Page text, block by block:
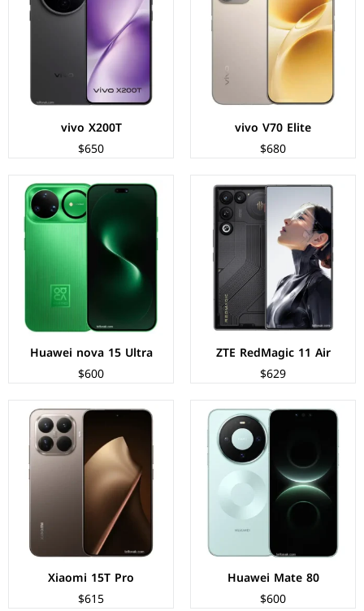
vivo V70 Elite
$680
vivo X200T
$650
ZTE RedMagic 11 Air
$629
الكاميرات:خلفية 50+8 م.ب/ امامية 16 م.ب
الذاكرة+الرام:256/512 + 12/16 جيجابايت
نظام التشغيل:Android 16
البطارية:7000 مللي امبير - 80 واط
عرض المواصفات ←
Huawei nova 15 Ultra
$600
الكاميرات:
الذاكرة+الرام:
نظام التشغيل:HarmonyOS 6.0
عرض المواصفات ←
Huawei Mate 80
$600
الشاشة:LTPO OLED بحجم 6.75 بوصة بدقة 1280p
المعالج:Kirin 9020
الكاميرات:خلفية 50+12+40 م.ب/ امامية 13 م.ب
الذاكرة+الرام:
نظام التشغيل:
البطارية:5750 مللي أمبير - 66 واط
عرض المواصفات ←
Xiaomi 15T Pro
$615
الكاميرات:
خلفية 50+50+12 م.ب/ امامية 32 م.ب
الذاكرة+الرام:
نظام التشغيل:
البطارية:
الشاشة:
المعالج:
الكاميرات:خلفية 50+50+8 م.ب/ امامية 50 م.ب
الذاكرة+الرام:256/512 + 12/16 جيجابايت
نظام التشغيل:Android 15
البطارية:
P-OLED بحجم 6.7 بوصة بدقة 1220p
المعالج: Mediatek Dimensity 8350 Extreme
الكاميرات: خلفية 50+10+50 م.ب/ أمامية 50 م.ب
الذاكرة+الرام:256/512 + 8/12 جيجابايت
نظام التشغيل:Android 15
البطارية: 6000 مللي امبير - 90 واط
عرض المواصفات ←